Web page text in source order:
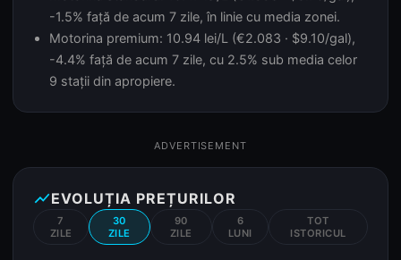
-1.5% față de acum 7 zile, în linie cu media zonei.
Motorina premium: 10.94 lei/L (€2.083 · $9.10/gal),
-4.4% față de acum 7 zile, cu 2.5% sub media celor
9 stații din apropiere.
ADVERTISEMENT
show_chartEVOLUȚIA PREȚURILOR
7
ZILE
30
ZILE
90
ZILE
6
LUNI
TOT
ISTORICUL